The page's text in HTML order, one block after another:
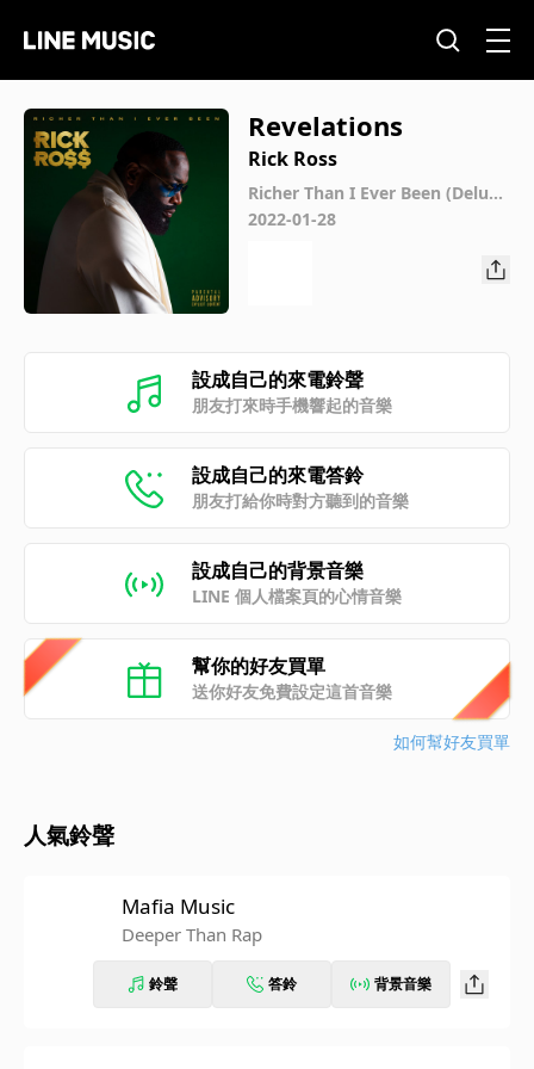
Revelations
Rick Ross
Richer Than I Ever Been (Delux
e)
2022-01-28
設成自己的來電鈴聲
朋友打來時手機響起的音樂
設成自己的來電答鈴
朋友打給你時對方聽到的音樂
設成自己的背景音樂
LINE 個人檔案頁的心情音樂
幫你的好友買單
送你好友免費設定這首音樂
如何幫好友買單
人氣鈴聲
Mafia Music
Deeper Than Rap
鈴聲 答鈴 背景音樂